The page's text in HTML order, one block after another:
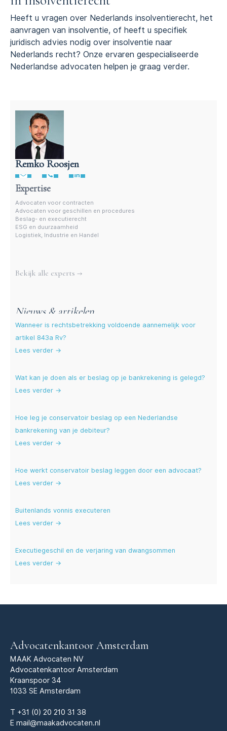
Heeft u vragen over Nederlands insolventierecht, het
aanvragen van insolventie, of heeft u specifiek
juridisch advies nodig over insolventie naar
Nederlands recht? Onze ervaren gespecialiseerde
Nederlandse advocaten helpen je graag verder.
Remko Roosjen
Advocaat beslag- en executierecht • Remko Roosjen
Expertise
Advocaten voor contracten
Advocaten voor geschillen en procedures
Beslag- en executierecht
ESG en duurzaamheid
Logistiek, Industrie en Handel
Meer experts
Bekijk alle experts →
Nieuws & artikelen
Wanneer is rechtsbetrekking voldoende aannemelijk voor
artikel 843a Rv?
Lees verder →
Wat kan je doen als er beslag op je bankrekening is gelegd?
Lees verder →
Hoe leg je conservatoir beslag op een Nederlandse
bankrekening van je debiteur?
Lees verder →
Hoe werkt conservatoir beslag leggen door een advocaat?
Lees verder →
Buitenlands vonnis executeren
Lees verder →
Executiegeschil en de verjaring van dwangsommen
Lees verder →
Advocatenkantoor Amsterdam
MAAK Advocaten NV
Advocatenkantoor Amsterdam
Kraanspoor 34
1033 SE Amsterdam
T +31 (0) 20 210 31 38
E mail@maakadvocaten.nl